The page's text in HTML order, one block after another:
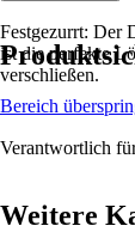
Festgezurrt: Der
ist die perfekte
verschließen.
Bereich
Verantwortlich
Weitere